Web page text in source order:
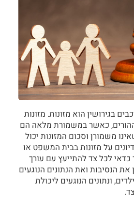
בגירושין הוא מזונות. מזונות
כאשר במשמורת מלאה הם
משמורן וסכום המזונות יכול
על מזונות בבית המשפט או
כדאי לכל צד להתייעץ עם עורך
הנסיבות ואת הנתונים הנוגעים
ונתונים הנוגעים ליכולת